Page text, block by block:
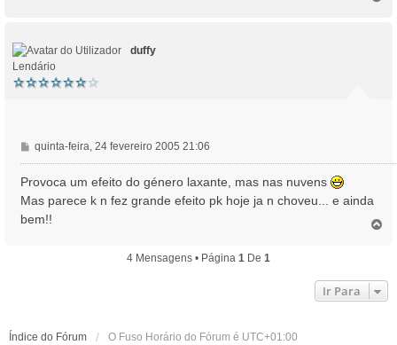
duffy
Lendário
M
e
a
g
quinta-feira, 24 fevereiro 2005 21:06
Provoca um efeito do género laxante, mas nas nuvens
Mas parece k n fez grande efeito pk hoje ja n choveu... e ainda
bem!!
4 Mensagens • Página 1 De 1
Ir Para
Índice do Fórum O Fuso Horário do Fórum é UTC+01:00